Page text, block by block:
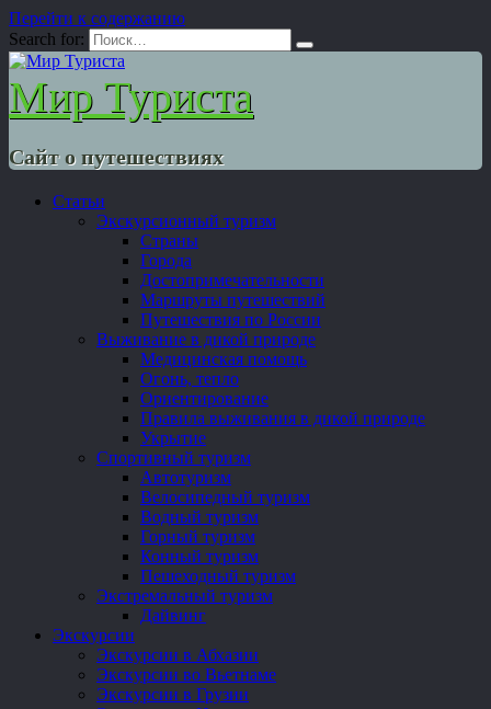
Перейти к содержанию
Search for:
Мир Туриста
Сайт о путешествиях
Статьи
Экскурсионный туризм
Страны
Города
Достопримечательности
Маршруты путешествий
Путешествия по России
Выживание в дикой природе
Медицинская помощь
Огонь, тепло
Ориентирование
Правила выживания в дикой природе
Укрытие
Спортивный туризм
Автотуризм
Велосипедный туризм
Водный туризм
Горный туризм
Конный туризм
Пешеходный туризм
Экстремальный туризм
Дайвинг
Экскурсии
Экскурсии в Абхазии
Экскурсии во Вьетнаме
Экскурсии в Грузии